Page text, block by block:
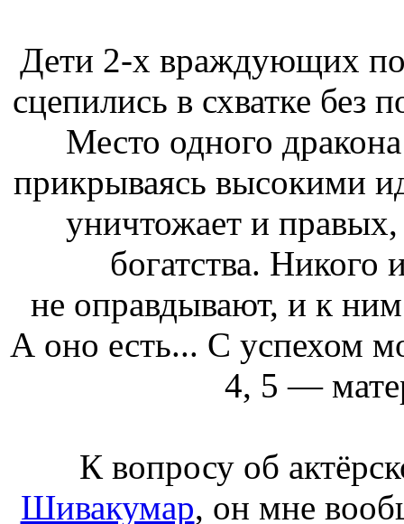
Дети 2-х враждующих
сцепились в схватке
Место одного
прикрываясь высокими
уничтожает и
богатства. Никого
не оправдывают, и к
А оно есть... С успехом
4, 5 —
К вопросу об
Шивакумар, он мне